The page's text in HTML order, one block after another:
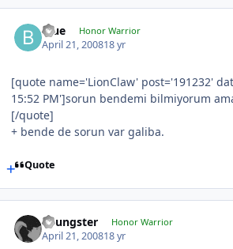
Blue Honor Warrior
April 21, 200818 yr
[quote name='LionClaw' post='191232'
15:52 PM']sorun bendemi bilmiyorum
[/quote]
+ bende de sorun var galiba.
Quote
Youngster Honor Warrior
April 21, 200818 yr